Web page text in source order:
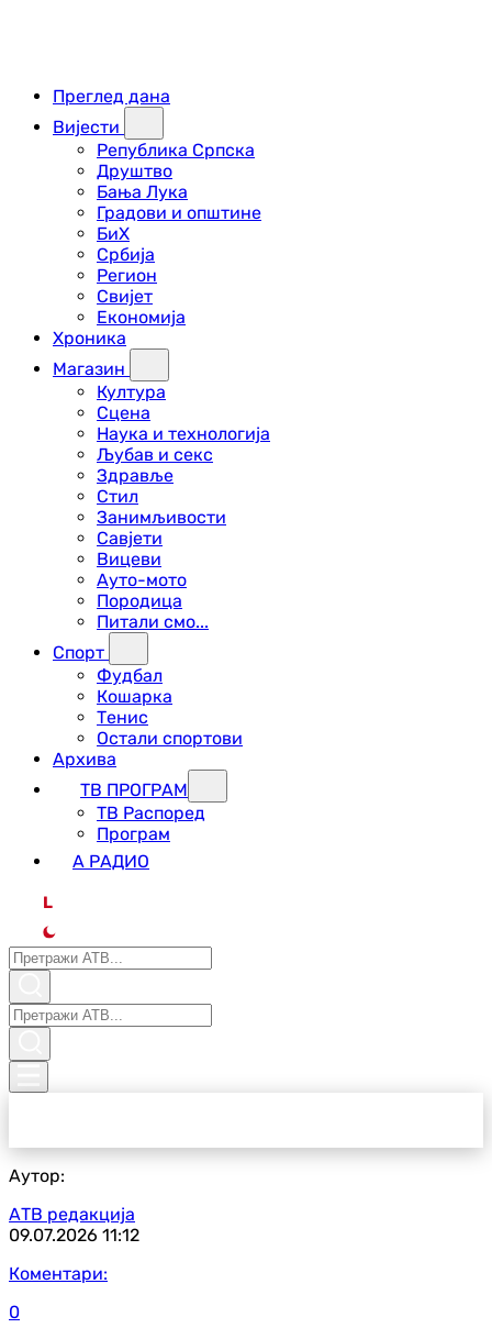
Преглед дана
Вијести
Република Српска
Друштво
Бања Лука
Градови и општине
БиХ
Србија
Регион
Свијет
Економија
Хроника
Магазин
Култура
Сцена
Наука и технологија
Љубав и секс
Здравље
Стил
Занимљивости
Савјети
Вицеви
Ауто-мото
Породица
Питали смо...
Спорт
Фудбал
Кошарка
Тенис
Остали спортови
Архива
ТВ ПРОГРАМ
ТВ Распоред
Програм
А РАДИО
L
Аутор:
АТВ редакција
09.07.2026 11:12
Коментари:
0